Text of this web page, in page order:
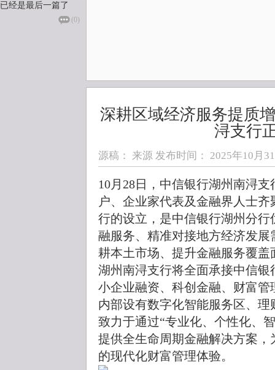
已经是最后一篇了
(0)
深耕区域经济服务提质
浔支行
源稿： 来源 发布时间： 2025年10月
10月28日，中信银行湖州南浔
户、企业家代表及金融界人士
行的设立，是中信银行湖州分
融服务、精准对接地方经济发
耕本土市场、提升金融服务覆
湖州南浔支行将全面承接中信
小企业融资、科创金融、财富
内部设有数字化智能服务区、
致力于通过“专业化、个性化、
提供全生命周期金融解决方案
的现代化财富管理体验。